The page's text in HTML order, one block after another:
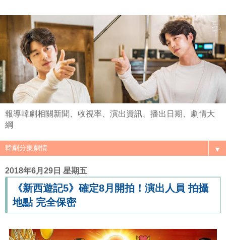
報導韓劇相關新聞、收視率、演出資訊、播出日期、劇情大
綱
▼
2018年6月29日 星期五
《新西遊記5》確定8月開拍！演出人員 拍攝
地點 完全保密